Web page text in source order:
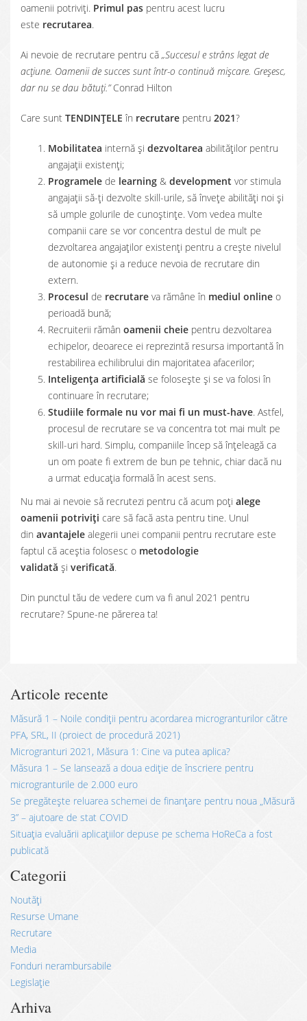
oamenii potriviți. Primul pas pentru acest lucru
este recrutarea.
Ai nevoie de recrutare pentru că „Succesul e strâns legat de
acţiune. Oamenii de succes sunt într-o continuă mişcare. Greşesc,
dar nu se dau bătuţi.”Conrad Hilton
Care sunt TENDINȚELEîn recrutare pentru 2021?
Mobilitatea internă și dezvoltarea abilităților pentru
angajații existenți;
Programele de learning & development vor stimula
angajații să-ți dezvolte skill-urile, să învețe abilități noi și
să umple golurile de cunoștințe. Vom vedea multe
companii care se vor concentra destul de mult pe
dezvoltarea angajaților existenți pentru a crește nivelul
de autonomie și a reduce nevoia de recrutare din
extern.
Procesul de recrutare va rămâne în mediul online o
perioadă bună;
Recruiterii rămân oamenii cheie pentru dezvoltarea
echipelor, deoarece ei reprezintă resursa importantă în
restabilirea echilibrului din majoritatea afacerilor;
Inteligența artificială se folosește și se va folosi în
continuare în recrutare;
Studiile formale nu vor mai fi un must-have. Astfel,
procesul de recrutare se va concentra tot mai mult pe
skill-uri hard. Simplu, companiile încep să înțeleagă ca
un om poate fi extrem de bun pe tehnic, chiar dacă nu
a urmat educația formală în acest sens.
Nu mai ai nevoie să recrutezi pentru că acum poți alege
oamenii potriviți care să facă asta pentru tine. Unul
din avantajele alegerii unei companii pentru recrutare este
faptul că aceștia folosesc o metodologie
validată și verificată.
Din punctul tău de vedere cum va fi anul 2021 pentru
recrutare? Spune-ne părerea ta!
Articole recente
Măsură 1 – Noile condiții pentru acordarea microgranturilor către
PFA, SRL, II (proiect de procedură 2021)
Microgranturi 2021, Măsura 1: Cine va putea aplica?
Măsura 1 – Se lansează a doua ediție de înscriere pentru
microgranturile de 2.000 euro
Se pregătește reluarea schemei de finanțare pentru noua „Măsură
3” – ajutoare de stat COVID
Situația evaluării aplicațiilor depuse pe schema HoReCa a fost
publicată
Categorii
Noutăți
Resurse Umane
Recrutare
Media
Fonduri nerambursabile
Legislație
Arhiva